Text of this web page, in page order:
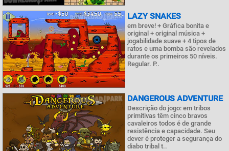
LAZY SNAKES
em breve! + Gráfica bonita e
original + original música +
jogabilidade suave + 4 tipos de
ratos e uma bomba são revelados
durante os primeiros 50 níveis.
Regular. P..
DANGEROUS ADVENTURE
Descrição do jogo: em tribos
primitivas têm cinco bravos
cavaleiros todos é de grande
resistência e capacidade. Seu
dever é proteger a segurança do
diabo tribal t..